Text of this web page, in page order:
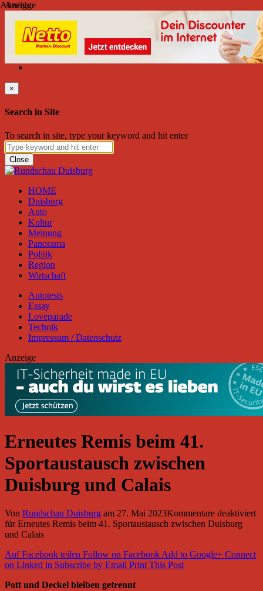
Freitag, August 07, 2026
Friend on Facebook Follow on Twitter
Subscribe to RSS
Search
×
Search in Site
To search in site, type your keyword and hit enter
Close
HOME
Duisburg
Auto
Kultur
Meinung
Panorama
Politik
Region
Wirtschaft
Autotests
Essay
Loveparade
Technik
Impressum / Datenschutz
Anzeige
Erneutes Remis beim 41.
Sportaustausch zwischen
Duisburg und Calais
Von Rundschau Duisburg am 27. Mai 2023Kommentare deaktiviert
für Erneutes Remis beim 41. Sportaustausch zwischen Duisburg
und Calais
Auf Facebook teilen Follow on FacebookAdd to Google+ Connect
on Linked in Subscribe by Email Print This Post
Pott und Deckel bleiben getrennt
Anzeige
Anzeige